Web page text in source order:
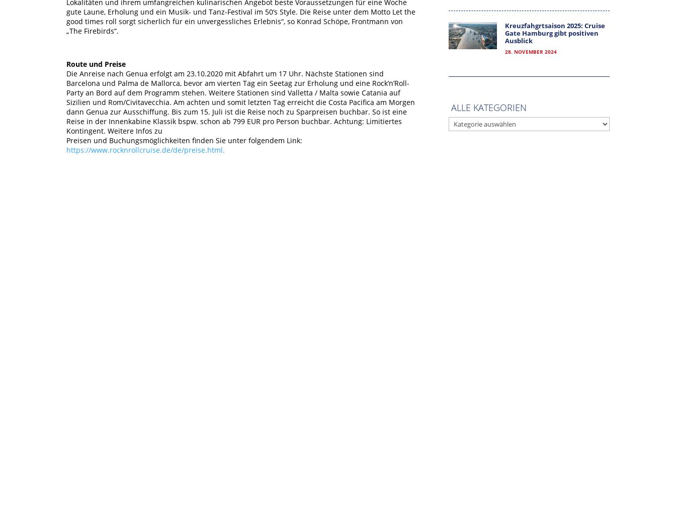
Lokalitäten und ihrem umfangreichen kulinarischen Angebot beste Voraussetzungen für eine Woche
gute Laune, Erholung und ein Musik- und Tanz-Festival im 50‘s Style. Die Reise unter dem Motto Let the
good times roll sorgt sicherlich für ein unvergessliches Erlebnis“, so Konrad Schöpe, Frontmann von
„The Firebirds“.
Route und Preise
Die Anreise nach Genua erfolgt am 23.10.2020 mit Abfahrt um 17 Uhr. Nächste Stationen sind
Barcelona und Palma de Mallorca, bevor am vierten Tag ein Seetag zur Erholung und eine Rock’n’Roll-
Party an Bord auf dem Programm stehen. Weitere Stationen sind Valletta / Malta sowie Catania auf
Sizilien und Rom/Civitavecchia. Am achten und somit letzten Tag erreicht die Costa Pacifica am Morgen
dann Genua zur Ausschiffung. Bis zum 15. Juli ist die Reise noch zu Sparpreisen buchbar. So ist eine
Reise in der Innenkabine Klassik bspw. schon ab 799 EUR pro Person buchbar. Achtung: Limitiertes
Kontingent. Weitere Infos zu
Preisen und Buchungsmöglichkeiten finden Sie unter folgendem Link:
https://www.rocknrollcruise.de/de/preise.html.
Kreuzfahgrtsaison 2025: Cruise
Gate Hamburg gibt positiven
Ausblick
28. NOVEMBER 2024
ALLE KATEGORIEN
ALLE
KATEGORIEN
Hamburg Cruise Net e. V.
info@hamburgcruise.net
IMPRESSUM DATENSCHUTZERKLÄRUNG VEREINSSATZUNG MITGLIEDER-LOGIN